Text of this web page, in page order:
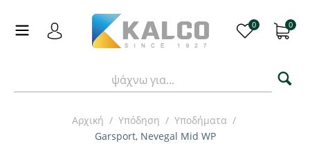
0 0
Αρχική / Υπόδηση / Υποδήματα /
Garsport, Nevegal Mid WP